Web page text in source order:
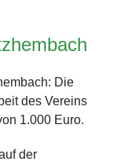
Die
des Vereins
1.000 Euro.
der